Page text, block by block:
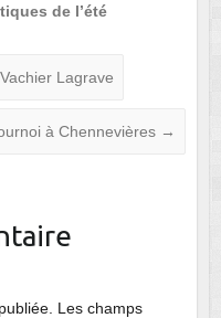
de l’été
Lagrave
à Chennevières →
Les champs